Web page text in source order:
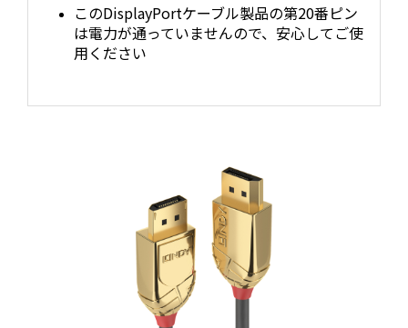
このDisplayPortケーブル製品の第20番ピン
は電力が通っていませんので、安心してご使
用ください